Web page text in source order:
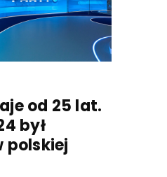
od 25 lat.
był
polskiej